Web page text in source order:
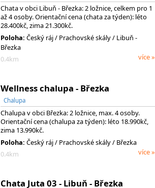
Chata v obci Libuň - Březka: 2 ložnice, celkem pro 1
až 4 osoby. Orientační cena (chata za týden): léto
28.400kč, zima 21.300kč.
Poloha: Český ráj/ Prachovské skály/ Libuň -
Březka
0.4km
více »
Wellness chalupa - Březka
Chalupa
Chalupa v obci Březka: 2 ložnice, max. 4 osoby.
Orientační cena (chalupa za týden): léto 18.990kč,
zima 13.990kč.
Poloha: Český ráj/ Prachovské skály/ Březka
0.4km
více »
Chata Juta 03 - Libuň - Březka